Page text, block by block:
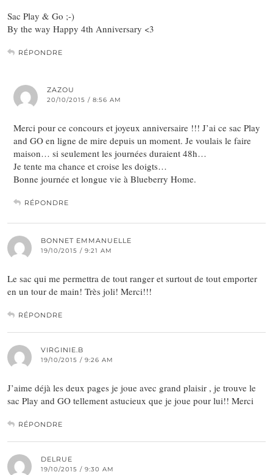
Sac Play & Go ;-)
By the way Happy 4th Anniversary <3
RÉPONDRE
ZAZOU
20/10/2015 / 8:56 AM
Merci pour ce concours et joyeux anniversaire !!! J’ai ce sac Play
and GO en ligne de mire depuis un moment. Je voulais le faire
maison… si seulement les journées duraient 48h…
Je tente ma chance et croise les doigts…
Bonne journée et longue vie à Blueberry Home.
RÉPONDRE
BONNET EMMANUELLE
19/10/2015 / 9:21 AM
Le sac qui me permettra de tout ranger et surtout de tout emporter
en un tour de main! Très joli! Merci!!!
RÉPONDRE
VIRGINIE.B
19/10/2015 / 9:26 AM
J’aime déjà les deux pages je joue avec grand plaisir , je trouve le
sac Play and GO tellement astucieux que je joue pour lui!! Merci
RÉPONDRE
DELRUE
19/10/2015 / 9:30 AM